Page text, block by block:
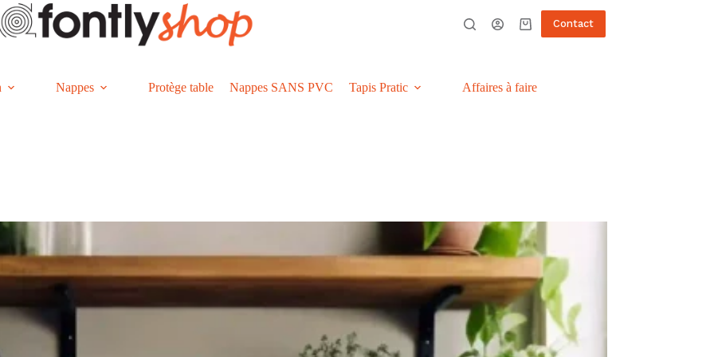
Panier
Contact
Nappes Protège table Nappes SANS PVC Tapis Pratic Affaires à faire